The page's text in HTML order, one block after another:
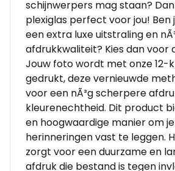
schijnwerpers mag staan?
plexiglas perfect voor jou! Ben
een extra luxe uitstraling en
afdrukkwaliteit? Kies dan voor
Jouw foto wordt met onze 12-
gedrukt, deze vernieuwde
voor een nÃ³g scherpere
kleurenechtheid. Dit product
en hoogwaardige manier om
herinneringen vast te leggen.
zorgt voor een duurzame en
afdruk die bestand is tegen